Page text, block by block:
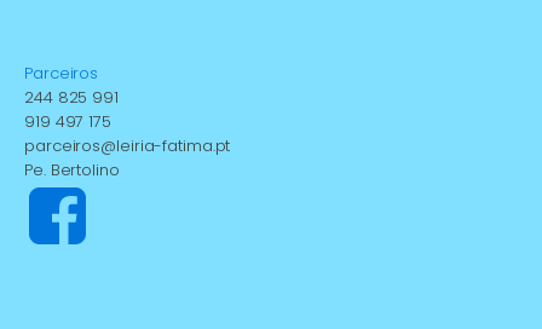
Parceiros
244 825 991
919 497 175
parceiros@leiria-fatima.pt
Pe. Bertolino